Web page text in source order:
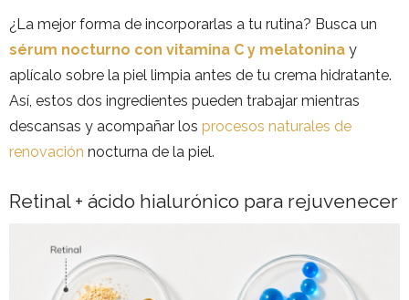
¿La mejor forma de incorporarlas a tu rutina? Busca un
sérum nocturno con vitamina C y melatonina y
aplícalo sobre la piel limpia antes de tu crema hidratante.
Así, estos dos ingredientes pueden trabajar mientras
descansas y acompañar los procesos naturales de
renovación nocturna de la piel.
Retinal + ácido hialurónico para rejuvenecer